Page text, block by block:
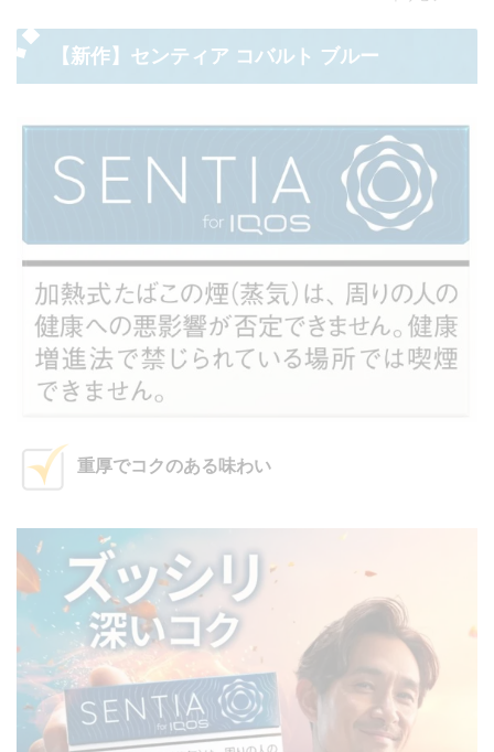
【新作】センティア コバルト ブルー
重厚でコクのある味わい